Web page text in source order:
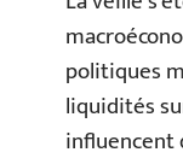
politiques
liquidités